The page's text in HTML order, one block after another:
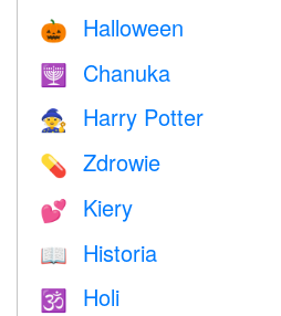
🎃 Halloween
🕎 Chanuka
🧙 Harry Potter
💊 Zdrowie
💕 Kiery
📖 Historia
🕉 Holi